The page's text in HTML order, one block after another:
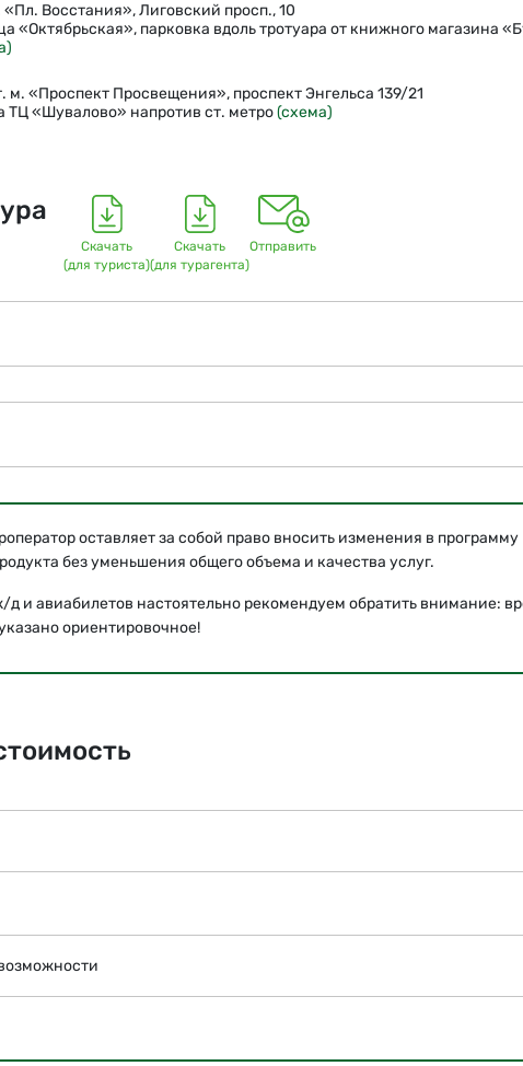
Восстания», Лиговский просп., 10
«Октябрьская», парковка вдоль тротуара от книжного магазина
м. «Проспект Просвещения», проспект Энгельса 139/21
ТЦ «Шувалово» напротив ст. метро(схема)
Скачать
(для туриста)
Скачать
(для турагента)
Отправить
оставляет за собой право вносить изменения в программу
без уменьшения общего объема и качества услуг.
д и авиабилетов настоятельно рекомендуем обратить внимание:
ориентировочное!